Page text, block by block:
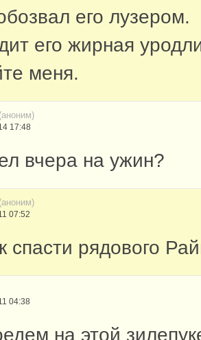
его лузером.
его жирная
меня.
(аноним)
17:48
вчера на ужин?
(аноним)
07:52
спасти рядового
04:38
на этой